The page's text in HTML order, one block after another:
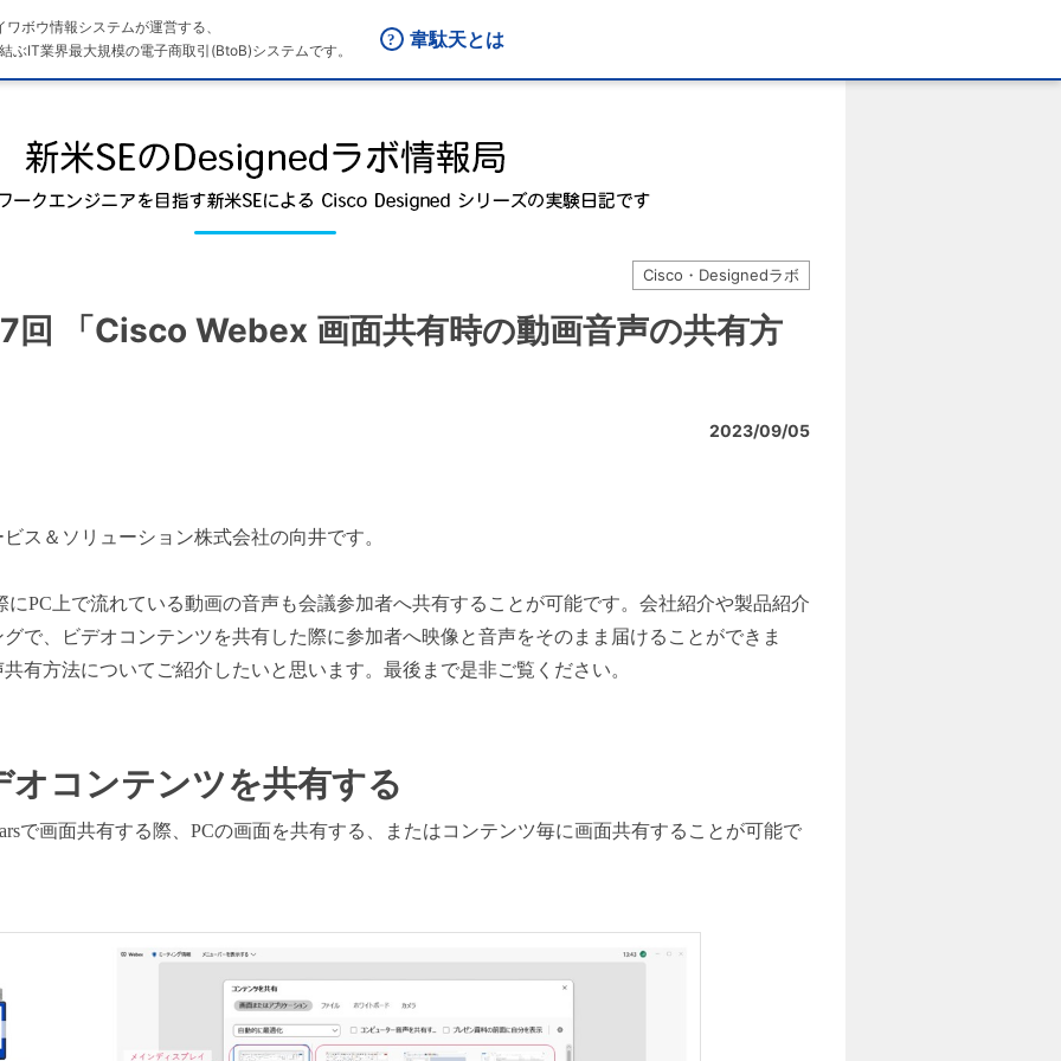
ボウ情報システムが運営する、
ぶIT業界最大規模の電子商取引(BtoB)システムです。
韋駄天とは
Cisco・Designedラボ
「Cisco Webex 画面共有時の動画音声の共有方
2023/09/05
ス＆ソリューション株式会社の向井です。
にPC上で流れている動画の音声も会議参加者へ共有することが可能です。会社紹介や製品紹介
で、ビデオコンテンツを共有した際に参加者へ映像と音声をそのまま届けることができま
有方法についてご紹介したいと思います。最後まで是非ご覧ください。
オコンテンツを共有する
で画面共有する際、PCの画面を共有する、またはコンテンツ毎に画面共有することが可能で